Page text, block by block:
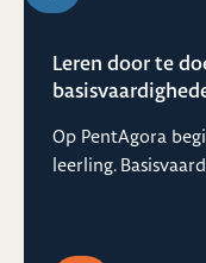
Leren door te
Op PentAgora
leerling.